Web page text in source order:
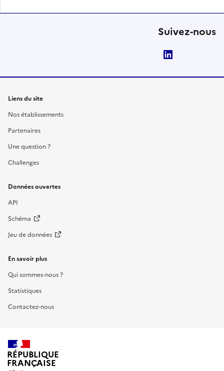
Suivez-nous
Liens du site
Nos établissements
Partenaires
Une question ?
Challenges
Données ouvertes
API
Schéma
Jeu de données
En savoir plus
Qui sommes-nous ?
Statistiques
Contactez-nous
RÉPUBLIQUE
FRANÇAISE